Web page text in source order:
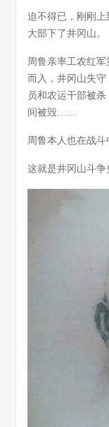
迫不得已，刚刚上
大部下了井冈山。
周鲁亲率工农红
而入，井冈山失
员和农运干部被
间被毁……
周鲁本人也在战斗
这就是井冈山斗争